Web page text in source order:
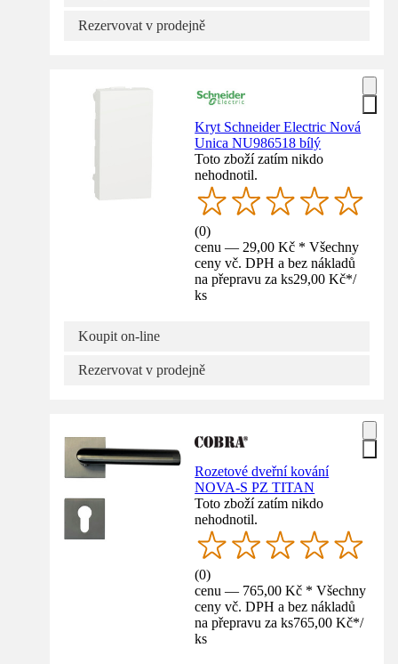
Rezervovat v prodejně
Kryt Schneider Electric Nová
Unica NU986518 bílý
Toto zboží zatím nikdo
nehodnotil.
(0)
cenu — 29,00 Kč * Všechny
ceny vč. DPH a bez nákladů
na přepravu za ks29,00 Kč*/
ks
Koupit on-line
Rezervovat v prodejně
Rozetové dveřní kování
NOVA-S PZ TITAN
Toto zboží zatím nikdo
nehodnotil.
(0)
cenu — 765,00 Kč * Všechny
ceny vč. DPH a bez nákladů
na přepravu za ks765,00 Kč*/
ks